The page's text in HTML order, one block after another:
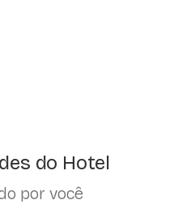
do Hotel
por você